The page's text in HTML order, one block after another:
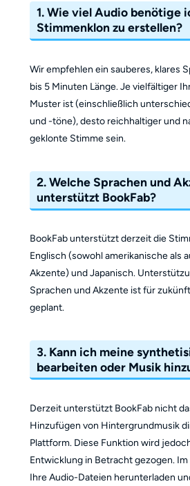
1. Wie viel Audio benötige
Stimmenklon zu erstellen?
Wir empfehlen ein sauberes, klares
bis 5 Minuten Länge. Je vielfältiger
Muster ist (einschließlich
und -töne), desto reichhaltiger und
geklonte Stimme sein.
2. Welche Sprachen und
unterstützt BookFab?
BookFab unterstützt derzeit die
Englisch (sowohl amerikanische als
Akzente) und Japanisch.
Sprachen und Akzente ist für
geplant.
3. Kann ich meine
bearbeiten oder Musik
Derzeit unterstützt BookFab nicht
Hinzufügen von Hintergrundmusik
Plattform. Diese Funktion wird
Entwicklung in Betracht gezogen.
Ihre Audio-Dateien herunterladen